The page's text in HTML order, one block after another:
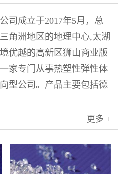
司成立于2017年5月，总
角洲地区的地理中心,太湖
优越的高新区狮山商业版
家专门从事热塑性弹性体
型公司。产品主要包括德
更多 +